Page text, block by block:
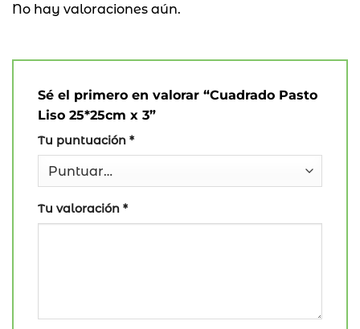
No hay valoraciones aún.
Sé el primero en valorar “Cuadrado Pasto
Liso 25*25cm x 3”
Tu puntuación *
Tu valoración *